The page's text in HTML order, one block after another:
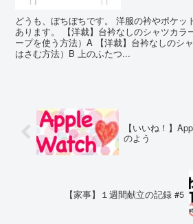
どうも、ぼちぼちです。 洋服の衿やポケッ
あります。 【洋裁】台衿なしのシャツカラ
ープを使う方法）A 【洋裁】台衿なしのシ
はさむ方法）B 上のふたつ...
【いいね！】
のよう
【家事】１週間献立の記録 #5